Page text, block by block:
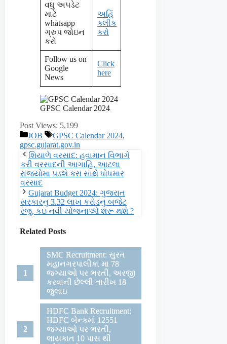
વધુ અપડેટ
માટે
whatsapp
ગ્રુપ જોઇન
કરો
અહિં
ક્લીક
કરો
Follow us on
Google
News
Click
here
GPSC Calendar 2024
Post Views: 5,199
Categories
JOB Tags
GPSC Calendar 2024,
gpsc.gujarat.gov.in
શિયાળે વરસાદ: હવામાન વિભાગે
કરી વરસાદની આગાહિ, આટલા
રાજયોમા પડશે કરા સાથે ધોધમાર
વરસાદ
Gujarat Budget 2024: ગુજરાત
સરકારનુ 3.32 લાખ કરોડનુ બજેટ
રજુ, કઇ નવી યોજનાઓ શરૂ થશે ?
Related Posts
SMC Recruitment: સુરત
મહાનગરપાલીકા મા 78
જગ્યાઓ પર ભરતી, અરજી
કરવાની છેલ્લી તારીખ 18
જુલાઇ
HDFC Bank Recruitment:
HDFC બેન્કમાં 12551
જગ્યાઓ પર ભરતી,
લાયકાત 10 પાસ થી